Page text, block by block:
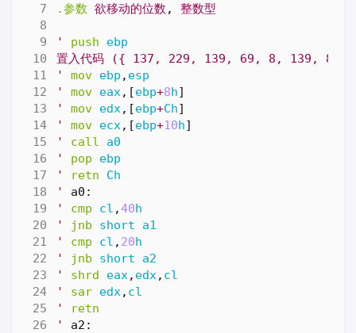
.参数 欲移动的位数 , 整数型
' push
ebp
置入代码
({ 137, 229, 139, 69, 8, 139, 85,
'
mov ebp , esp
'
mov eax,[ebp+8h]
'
mov edx,[ebp+Ch]
'
mov ecx,[ebp+10h]
'
call
a0
'
pop
ebp
'
retn
Ch
'
a0:
'
cmp cl ,40h
'
jnb short
a1
'
cmp cl , 20h
'
jnb short
a2
'
shrd eax, edx, cl
'
sar edx, cl
'
retn
'
a2: